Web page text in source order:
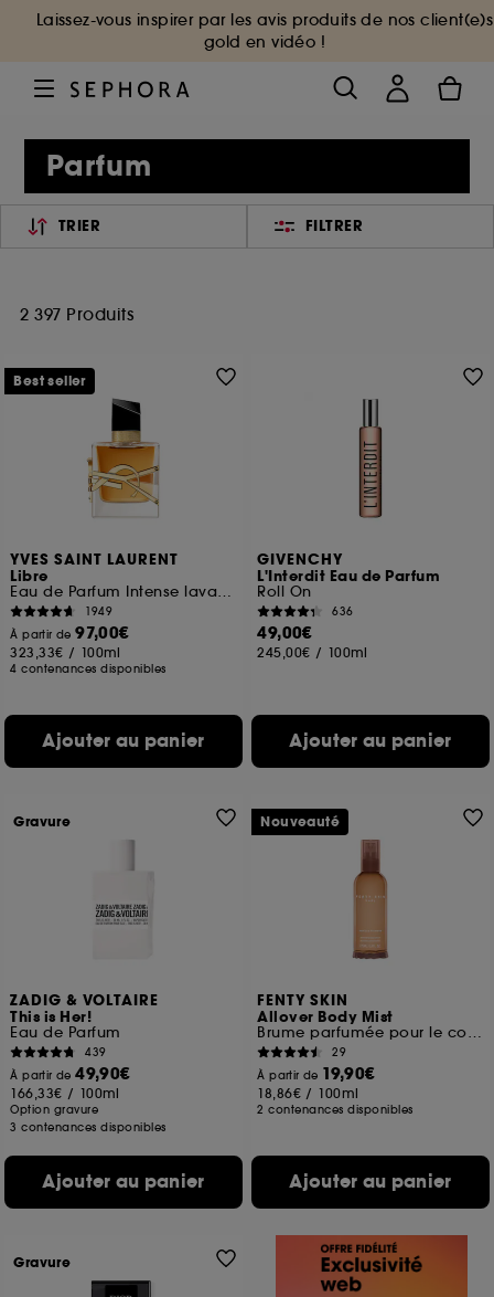
Laissez-vous inspirer par les avis produits de nos client(e)s
gold en vidéo !
Parfum
TRIER FILTRER
2 397 Produits
YVES SAINT LAURENT
Libre
Eau de Parfum Intense lavande florale rechargeable pour femme
1949
À partir de97,00€
323,33€ / 100ml
4 contenances disponibles
Ajouter au panier
Best seller
GIVENCHY
L'Interdit Eau de Parfum
Roll On
636
49,00€
245,00€ / 100ml
Ajouter au panier
ZADIG & VOLTAIRE
This is Her!
Eau de Parfum
439
À partir de49,90€
166,33€ / 100ml
Option gravure
3 contenances disponibles
Ajouter au panier
Gravure
FENTY SKIN
Allover Body Mist
Brume parfumée pour le corps
29
À partir de 19,90€
18,86€ / 100ml
2 contenances disponibles
Ajouter au panier
Nouveauté
Gravure